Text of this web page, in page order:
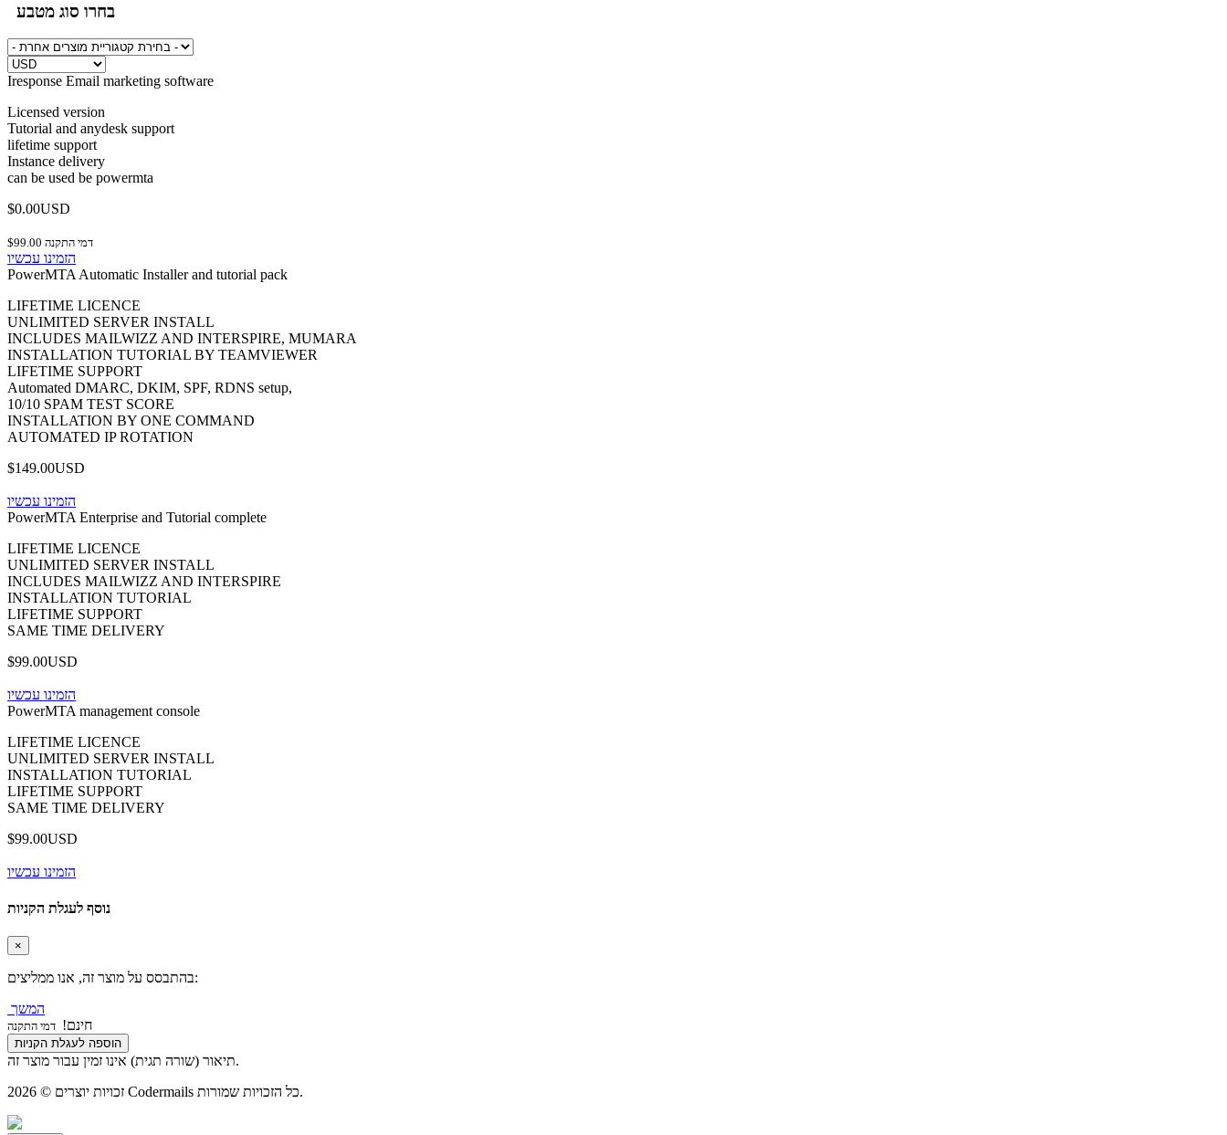
בחרו סוג מטבע
Iresponse Email marketing software
Licensed version
Tutorial and anydesk support
lifetime support
Instance delivery
can be used be powermta
$0.00USD
$99.00 דמי התקנה
הזמינו עכשיו
PowerMTA Automatic Installer and tutorial pack
LIFETIME LICENCE
UNLIMITED SERVER INSTALL
INCLUDES MAILWIZZ AND INTERSPIRE, MUMARA
INSTALLATION TUTORIAL BY TEAMVIEWER
LIFETIME SUPPORT
Automated DMARC, DKIM, SPF, RDNS setup,
10/10 SPAM TEST SCORE
INSTALLATION BY ONE COMMAND
AUTOMATED IP ROTATION
$149.00USD
הזמינו עכשיו
PowerMTA Enterprise and Tutorial complete
LIFETIME LICENCE
UNLIMITED SERVER INSTALL
INCLUDES MAILWIZZ AND INTERSPIRE
INSTALLATION TUTORIAL
LIFETIME SUPPORT
SAME TIME DELIVERY
$99.00USD
הזמינו עכשיו
PowerMTA management console
LIFETIME LICENCE
UNLIMITED SERVER INSTALL
INSTALLATION TUTORIAL
LIFETIME SUPPORT
SAME TIME DELIVERY
$99.00USD
הזמינו עכשיו
נוסף לעגלת הקניות
×
בהתבסס על מוצר זה, אנו ממליצים:
המשך
חינם! דמי התקנה
הוספה לעגלת הקניות
תיאור (שורה תגית) אינו זמין עבור מוצר זה.
זכויות יוצרים © 2026 Codermails כל הזכויות שמורות.